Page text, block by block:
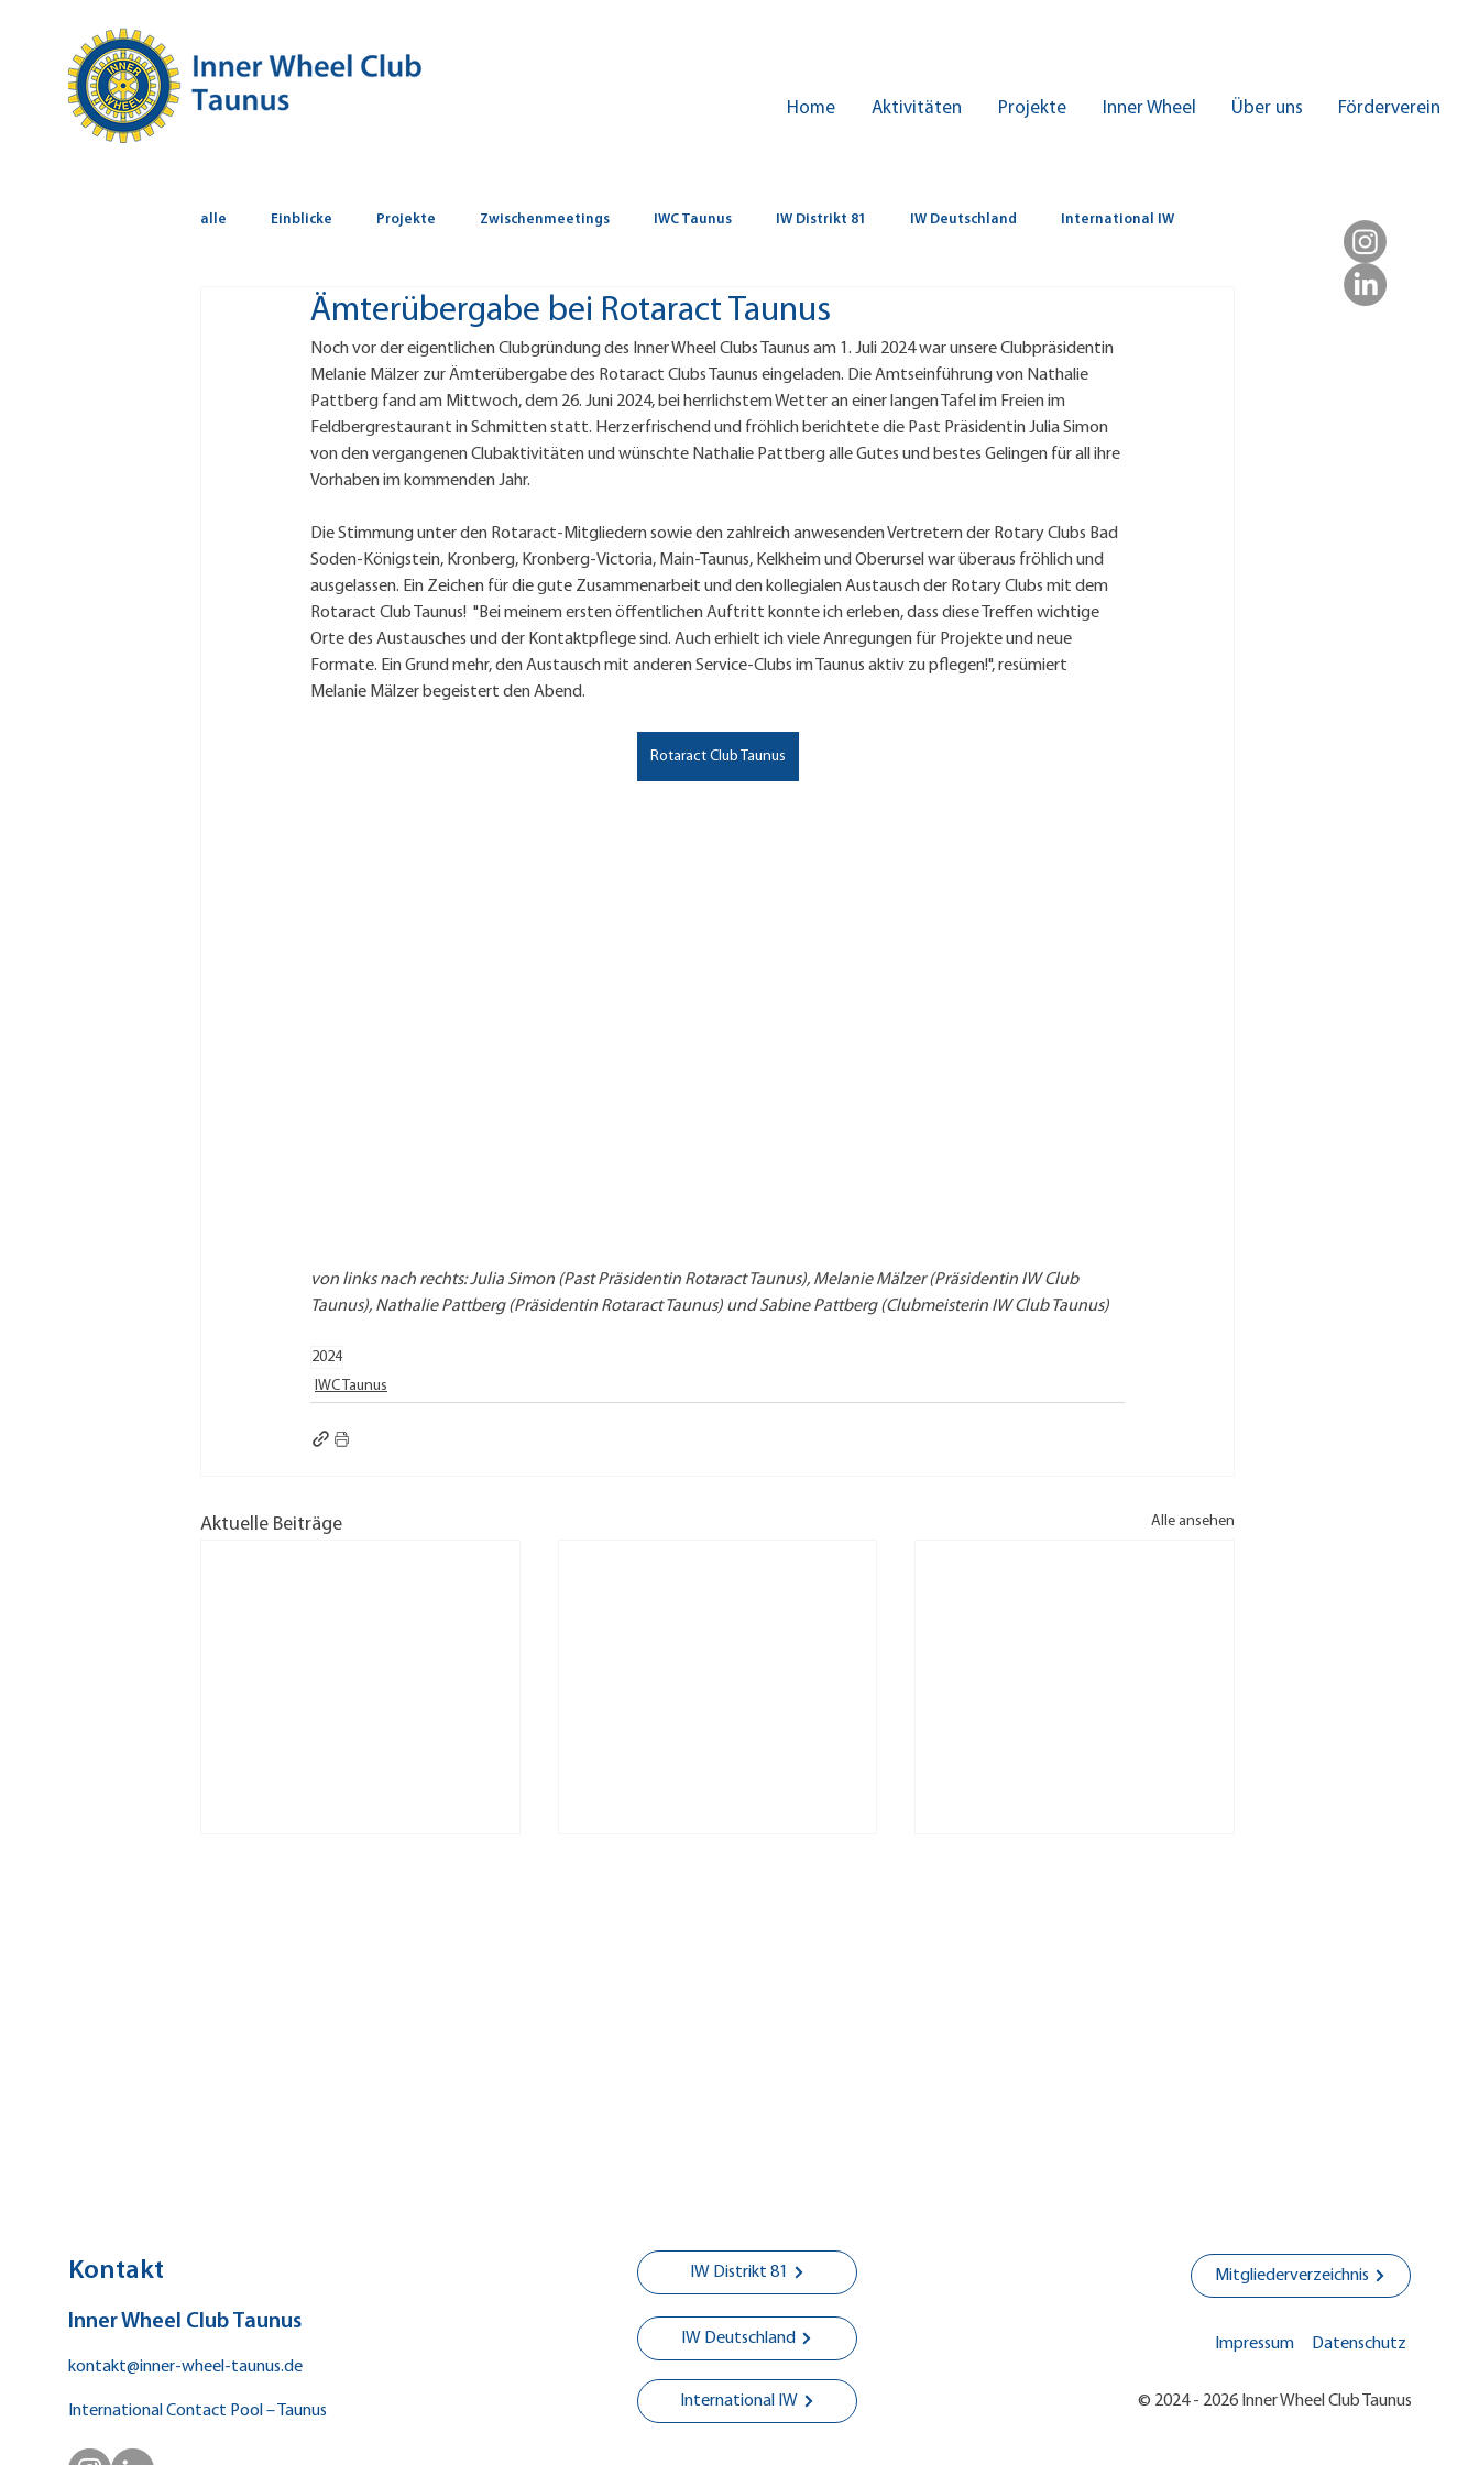
Home Aktivitäten Projekte Inner Wheel Über uns Förderverein
alle Einblicke Projekte Zwischenmeetings IWC Taunus IW Distrikt 81 IW Deutschland International IW
Ämterübergabe bei Rotaract Taunus
Noch vor der eigentlichen Clubgründung des Inner Wheel Clubs Taunus am 1. Juli 2024 war unsere Clubpräsidentin
Melanie Mälzer zur Ämterübergabe des Rotaract Clubs Taunus eingeladen. Die Amtseinführung von Nathalie
Pattberg fand am Mittwoch, dem 26. Juni 2024, bei herrlichstem Wetter an einer langen Tafel im Freien im
Feldbergrestaurant in Schmitten statt. Herzerfrischend und fröhlich berichtete die Past Präsidentin Julia Simon
von den vergangenen Clubaktivitäten und wünschte Nathalie Pattberg alle Gutes und bestes Gelingen für all ihre
Vorhaben im kommenden Jahr.
Die Stimmung unter den Rotaract-Mitgliedern sowie den zahlreich anwesenden Vertretern der Rotary Clubs Bad
Soden-Königstein, Kronberg, Kronberg-Victoria, Main-Taunus, Kelkheim und Oberursel war überaus fröhlich und
ausgelassen. Ein Zeichen für die gute Zusammenarbeit und den kollegialen Austausch der Rotary Clubs mit dem
Rotaract Club Taunus!  "Bei meinem ersten öffentlichen Auftritt konnte ich erleben, dass diese Treffen wichtige
Orte des Austausches und der Kontaktpflege sind. Auch erhielt ich viele Anregungen für Projekte und neue
Formate. Ein Grund mehr, den Austausch mit anderen Service-Clubs im Taunus aktiv zu pflegen!", resümiert
Melanie Mälzer begeistert den Abend.
Rotaract Club Taunus
von links nach rechts: Julia Simon (Past Präsidentin Rotaract Taunus), Melanie Mälzer (Präsidentin IW Club
Taunus), Nathalie Pattberg (Präsidentin Rotaract Taunus) und Sabine Pattberg (Clubmeisterin IW Club Taunus)
2024
IWC Taunus
Aktuelle Beiträge Alle ansehen
Kontakt
Inner Wheel Club Taunus
kontakt@inner-wheel-taunus.de
International Contact Pool – Taunus
IW Distrikt 81
IW Deutschland
International IW
Mitgliederverzeichnis
Impressum Datenschutz
© 2024 - 2026 Inner Wheel Club Taunus